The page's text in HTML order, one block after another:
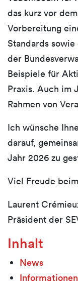
das kurz vor
Vorbereitung
Standards
der
Beispiele für
Praxis. Auch im
Rahmen von
Ich wünsche
darauf,
Jahr 2026 zu
Viel Freude
Laurent
Präsident der
Inhalt
News